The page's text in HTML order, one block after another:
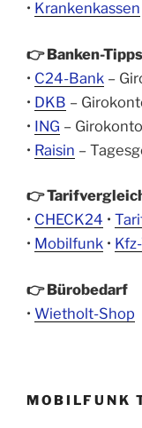
• Krankenkassen
👉 Banken-Tipps
• C24-Bank –
• DKB –
• ING –
• Raisin –
👉
• CHECK24 •
• Mobilfunk •
👉 Bürobedarf
• Wietholt-Shop
MOBILFUNK